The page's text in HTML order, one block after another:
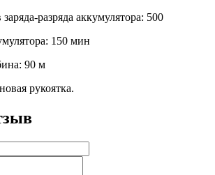
разряда аккумулятора: 500
150 мин
90 м
рукоятка.